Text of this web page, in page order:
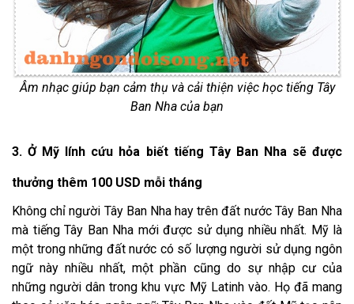
Âm nhạc giúp bạn cảm thụ và cải thiện việc học tiếng Tây
Ban Nha của bạn
3. Ở Mỹ lính cứu hỏa biết tiếng Tây Ban Nha sẽ được
thưởng thêm 100 USD mỗi tháng
Không chỉ người Tây Ban Nha hay trên đất nước Tây Ban Nha
mà tiếng Tây Ban Nha mới được sử dụng nhiều nhất. Mỹ là
một trong những đất nước có số lượng người sử dụng ngôn
ngữ này nhiều nhất, một phần cũng do sự nhập cư của
những người dân trong khu vực Mỹ Latinh vào. Họ đã mang